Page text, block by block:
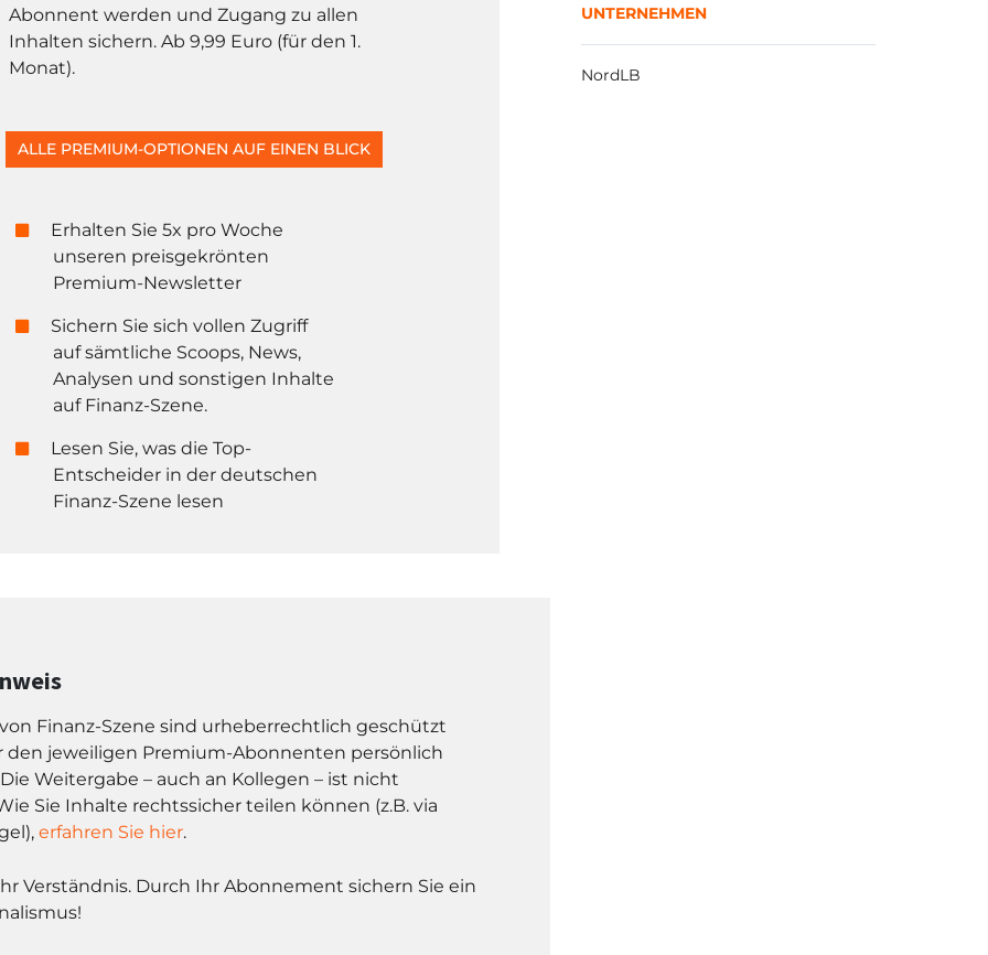
Abonnent werden und Zugang zu allen
Inhalten sichern. Ab 9,99 Euro (für den 1.
Monat).
ALLE PREMIUM-OPTIONEN AUF EINEN BLICK
Erhalten Sie 5x pro Woche
unseren preisgekrönten
Premium-Newsletter
Sichern Sie sich vollen Zugriff
auf sämtliche Scoops, News,
Analysen und sonstigen Inhalte
auf Finanz-Szene.
Lesen Sie, was die Top-
Entscheider in der deutschen
Finanz-Szene lesen
Finanz-Szene sind urheberrechtlich geschützt
den jeweiligen Premium-Abonnenten persönlich
Weitergabe – auch an Kollegen – ist nicht
Sie Inhalte rechtssicher teilen können (z.B. via
erfahren Sie hier.
Verständnis. Durch Ihr Abonnement sichern Sie ein
UNTERNEHMEN
NordLB